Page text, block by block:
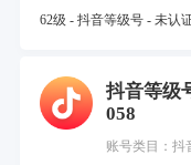
62级 - 抖音等级号 - 未认
抖音等级
058
账号类目：抖